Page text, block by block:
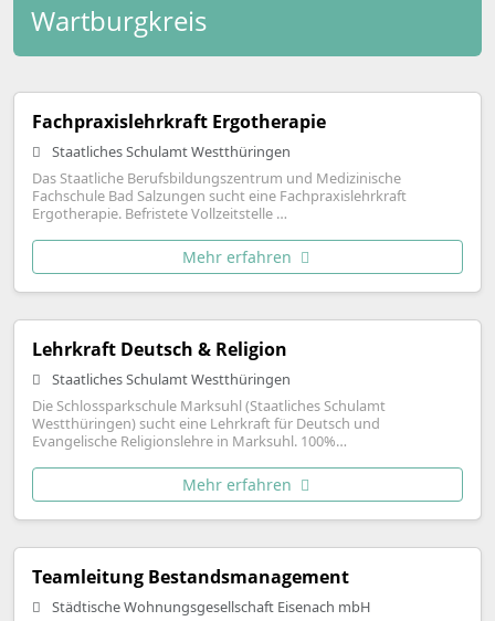
Wartburgkreis
Fachpraxislehrkraft Ergotherapie
Staatliches Schulamt Westthüringen
Das Staatliche Berufsbildungszentrum und Medizinische
Fachschule Bad Salzungen sucht eine Fachpraxislehrkraft
Ergotherapie. Befristete Vollzeitstelle …
Mehr erfahren
Lehrkraft Deutsch & Religion
Staatliches Schulamt Westthüringen
Die Schlossparkschule Marksuhl (Staatliches Schulamt
Westthüringen) sucht eine Lehrkraft für Deutsch und
Evangelische Religionslehre in Marksuhl. 100%…
Mehr erfahren
Teamleitung Bestandsmanagement
Städtische Wohnungsgesellschaft Eisenach mbH